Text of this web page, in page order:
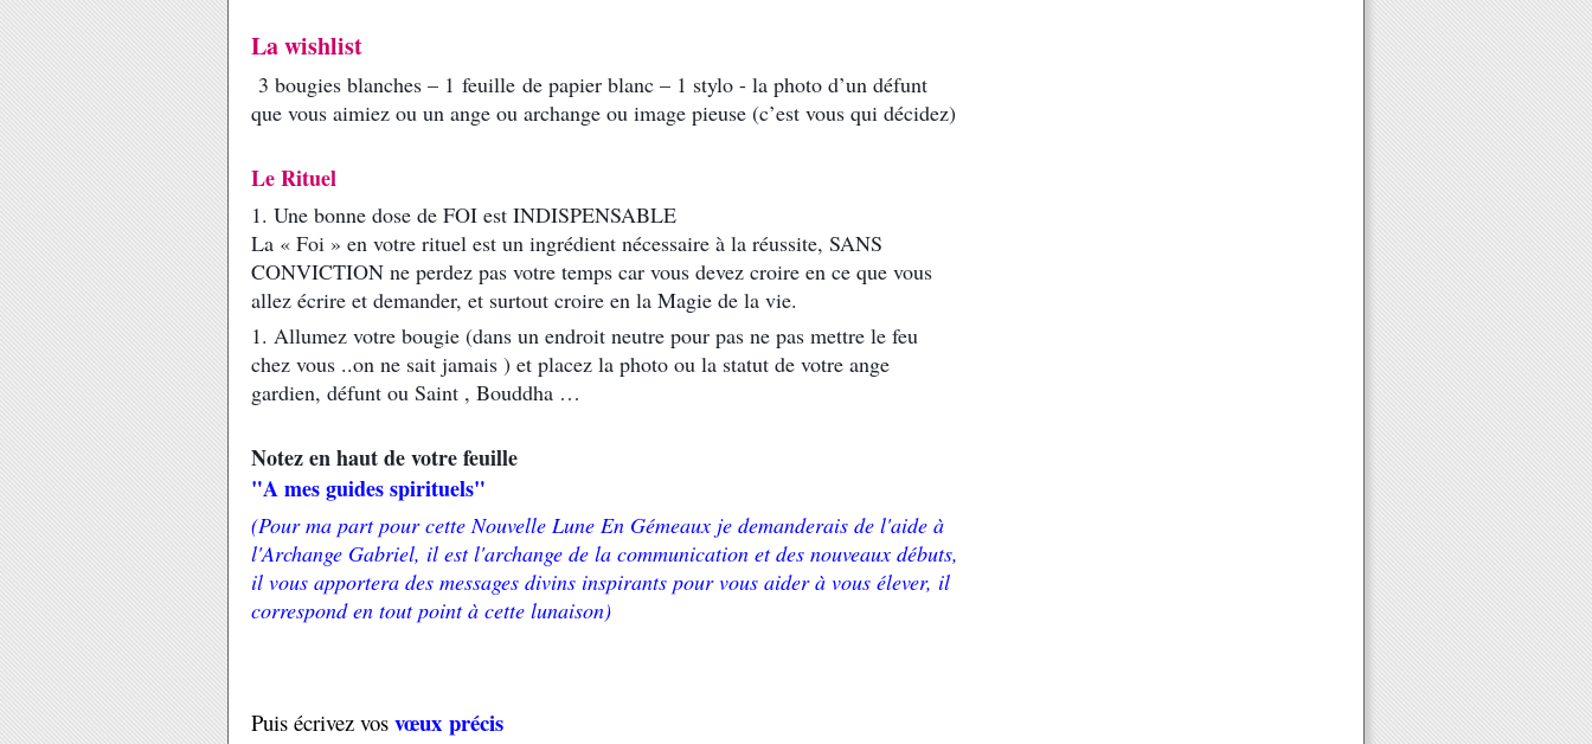
La wishlist
3 bougies blanches – 1 feuille de papier blanc – 1 stylo - la photo d’un défunt
que vous aimiez ou un ange ou archange ou image pieuse (c’est vous qui décidez)
Le Rituel
1. Une bonne dose de FOI est INDISPENSABLE
La « Foi » en votre rituel est un ingrédient nécessaire à la réussite, SANS
CONVICTION ne perdez pas votre temps car vous devez croire en ce que vous
allez écrire et demander, et surtout croire en la Magie de la vie.
1. Allumez votre bougie (dans un endroit neutre pour pas ne pas mettre le feu
chez vous ..on ne sait jamais ) et placez la photo ou la statut de votre ange
gardien, défunt ou Saint , Bouddha …
Notez en haut de votre feuille
"A mes guides spirituels"
(Pour ma part pour cette Nouvelle Lune En Gémeaux je demanderais de l'aide à
l'Archange Gabriel, il est l'archange de la communication et des nouveaux débuts,
il vous apportera des messages divins inspirants pour vous aider à vous élever, il
correspond en tout point à cette lunaison)
Puis écrivez vos vœux précis